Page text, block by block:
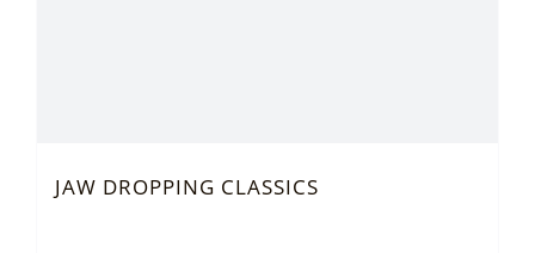
JAW DROPPING CLASSICS